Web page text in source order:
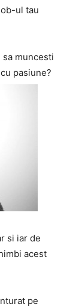
ul tau
muncesti
pasiune?
si iar de
acest
pe